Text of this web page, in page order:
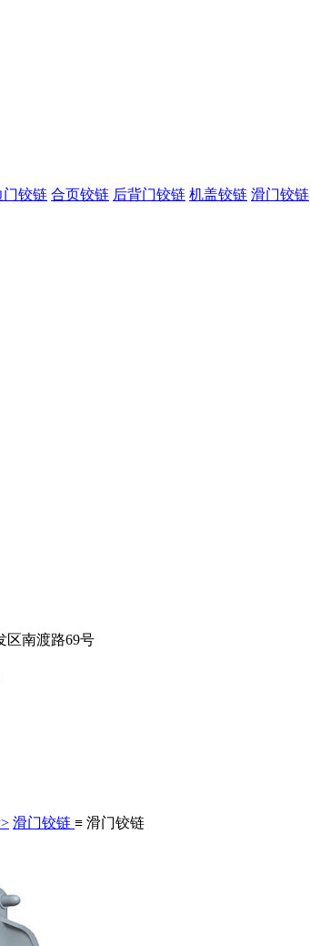
门铰链 合页铰链 后背门铰链 机盖铰链 滑门铰链
区南渡路69号
滑门铰链 ≡ 滑门铰链